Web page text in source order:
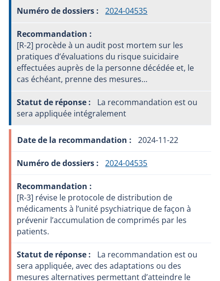
2024-04535
[R-2] procède à un audit post mortem sur les
pratiques d’évaluations du risque suicidaire
effectuées auprès de la personne décédée et, le
cas échéant, prenne des mesures…
La recommandation est ou
sera appliquée intégralement
2024-11-22
2024-04535
[R-3] révise le protocole de distribution de
médicaments à l’unité psychiatrique de façon à
prévenir l’accumulation de comprimés par les
patients.
La recommandation est ou
sera appliquée, avec des adaptations ou des
mesures alternatives permettant d’atteindre le